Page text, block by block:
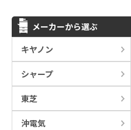
メーカーから選ぶ
キヤノン
シャープ
東芝
沖電気